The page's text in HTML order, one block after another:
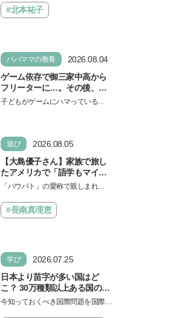
しむポイントを完全ガイド
「ヨコハマ恐竜展2026〜恐竜の食
卓大図鑑〜」が開催…
#北本祐子
パパママの教養
2026.08.04
ゲーム依存で御三家中高から
フリーターに…。その後、医
学部へ逆転合格した現役医師
子どもがゲームにハマっている
遊び
2026.08.05
【大島優子さん】家族で旅し
たアメリカで「語学もマイン
ドも！ 子どもの成長はすごか
『パウ・パトロール ザ・ダイ
ノ・ムービー』ではあきらめ
「パウパト」の愛称で親しまれる
の劇場版シリーズ第3弾、映画『パ
ウ・パトロール ザ…
#長南真理恵
学び
2026.07.25
日本より苗字が多い国はど
こ？ 30万種類以上ある国の理
由とは【親子で語る国際問
今知っておくべき国際問題を国際政